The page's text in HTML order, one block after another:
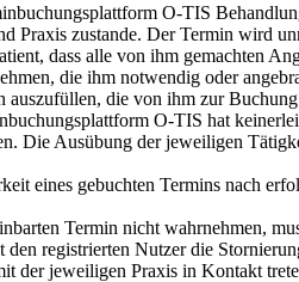
O-TIS
Praxis zustande. Der Termin wird
dass alle von ihm gemachten
die ihm notwendig oder
die von ihm zur
O-TIS hat
Die Ausübung der jeweiligen
eines gebuchten Termins nach
Termin nicht wahrnehmen,
den registrierten Nutzer die
der jeweiligen Praxis in Kontakt